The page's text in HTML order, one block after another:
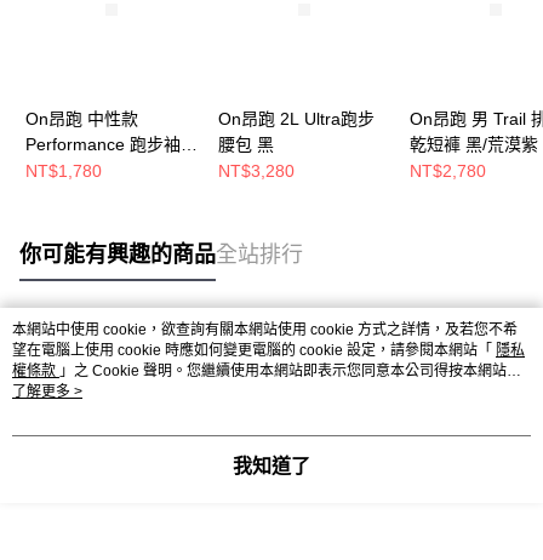
On昂跑 中性款
Performance 跑步袖套
黑
NT$1,780
On昂跑 2L Ultra跑步
腰包 黑
NT$3,280
On昂跑 男 Trail
乾短褲 黑/荒漠紫
NT$2,780
你可能有興趣的商品全站排行
熱門標籤
本網站中使用 cookie，欲查詢有關本網站使用 cookie 方式之詳情，及若您不希
望在電腦上使用 cookie 時應如何變更電腦的 cookie 設定，請參閱本網站「 隱私
權條款 」之 Cookie 聲明。您繼續使用本網站即表示您同意本公司得按本網站使
用條款之 Cookie 聲明使用 cookie。
了解更多 >
我知道了